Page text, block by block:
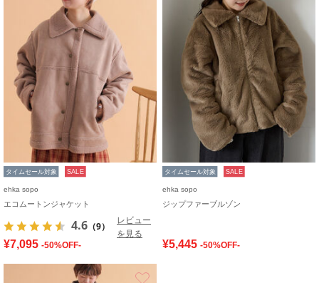
タイムセール対象 SALE
ehka sopo
エコムートンジャケット
4.6 （9）
レビュー
を見る
¥7,095 -50%OFF-
タイムセール対象 SALE
ehka sopo
ジップファーブルゾン
¥5,445 -50%OFF-